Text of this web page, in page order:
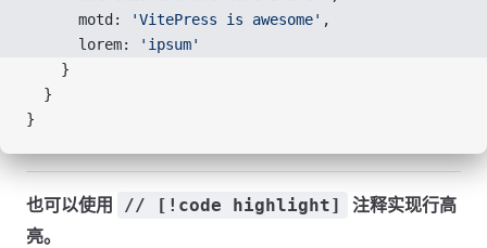
      motd:
'VitePress is awesome' ,
      lorem:
'ipsum'
    }
  }
}
也可以使用 // [!code highlight]
注释实现行高
亮。